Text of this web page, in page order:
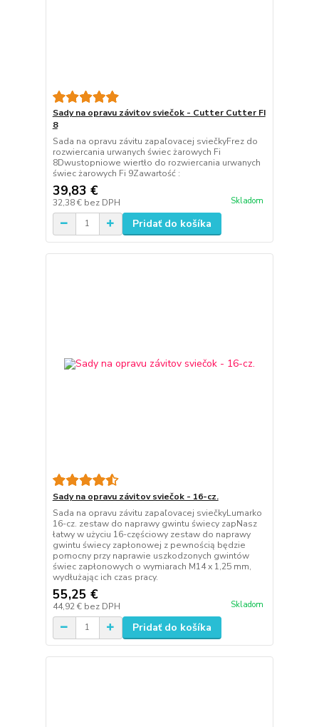
Sady na opravu závitov sviečok - Cutter Cutter FI
8
Sada na opravu závitu zapaľovacej sviečkyFrez do
rozwiercania urwanych świec żarowych Fi
8Dwustopniowe wiertło do rozwiercania urwanych
świec żarowych Fi 9Zawartość :
39,83 €
32,38 € bez DPH Skladom
Pridať do košíka
Sady na opravu závitov sviečok - 16-cz.
Sada na opravu závitu zapaľovacej sviečkyLumarko
16-cz. zestaw do naprawy gwintu świecy zapNasz
łatwy w użyciu 16-częściowy zestaw do naprawy
gwintu świecy zapłonowej z pewnością będzie
pomocny przy naprawie uszkodzonych gwintów
świec zapłonowych o wymiarach M14 x 1,25 mm,
wydłużając ich czas pracy.
55,25 €
44,92 € bez DPH Skladom
Pridať do košíka